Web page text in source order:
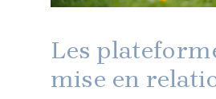
Les
mise en